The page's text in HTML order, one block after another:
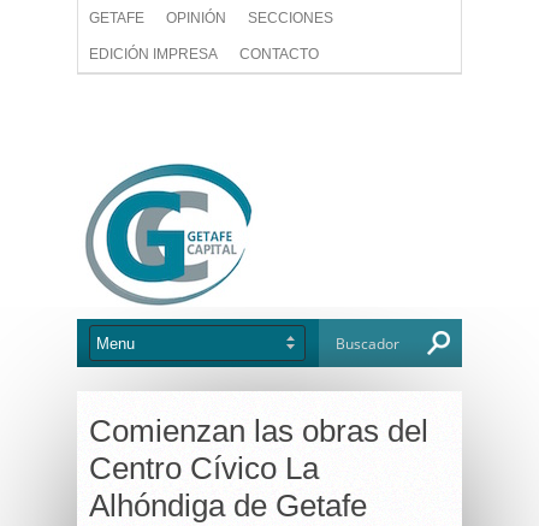
GETAFE OPINIÓN SECCIONES
EDICIÓN IMPRESA CONTACTO
Comienzan las obras del
Centro Cívico La
Alhóndiga de Getafe